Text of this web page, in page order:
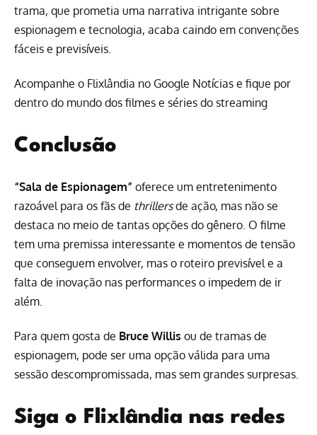
trama, que prometia uma narrativa intrigante sobre
espionagem e tecnologia, acaba caindo em convenções
fáceis e previsíveis.
Acompanhe o Flixlândia no Google Notícias e fique por
dentro do mundo dos filmes e séries do streaming
Conclusão
“Sala de Espionagem” oferece um entretenimento
razoável para os fãs de thrillersde ação, mas não se
destaca no meio de tantas opções do gênero. O filme
tem uma premissa interessante e momentos de tensão
que conseguem envolver, mas o roteiro previsível e a
falta de inovação nas performances o impedem de ir
além.
Para quem gosta de Bruce Willis ou de tramas de
espionagem, pode ser uma opção válida para uma
sessão descompromissada, mas sem grandes surpresas.
Siga o Flixlândia nas redes